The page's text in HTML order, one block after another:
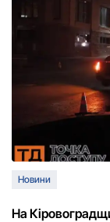
Новини
На